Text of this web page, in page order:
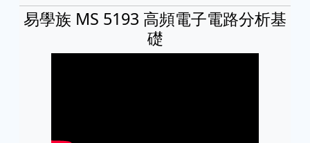
易學族 MS 5193 高頻電子電路分析基
礎